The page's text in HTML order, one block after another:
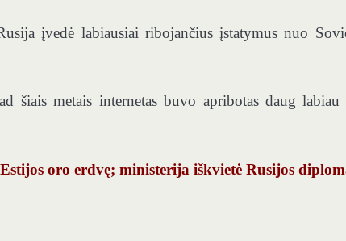
įvedė labiausiai ribojančius įstatymus nuo
šiais metais internetas buvo apribotas daug
oro erdvę; ministerija iškvietė Rusijos